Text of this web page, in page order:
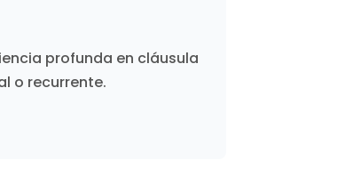
profunda en cláusula
o recurrente.